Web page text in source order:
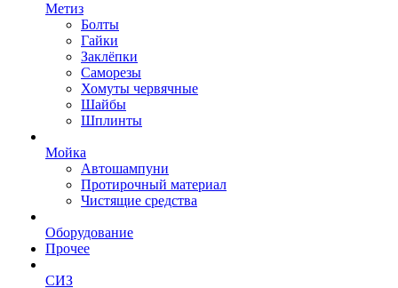
Метиз
Болты
Гайки
Заклёпки
Саморезы
Хомуты червячные
Шайбы
Шплинты
Мойка
Автошампуни
Протирочный материал
Чистящие средства
Оборудование
Прочее
СИЗ